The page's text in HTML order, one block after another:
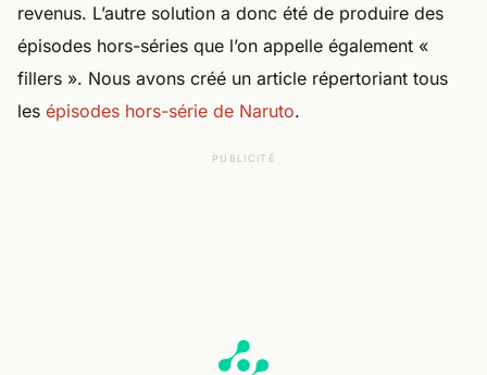
revenus. L’autre solution a donc été de produire des
épisodes hors-séries que l’on appelle également «
fillers ». Nous avons créé un article répertoriant tous
les épisodes hors-série de Naruto.
PUBLICITÉ